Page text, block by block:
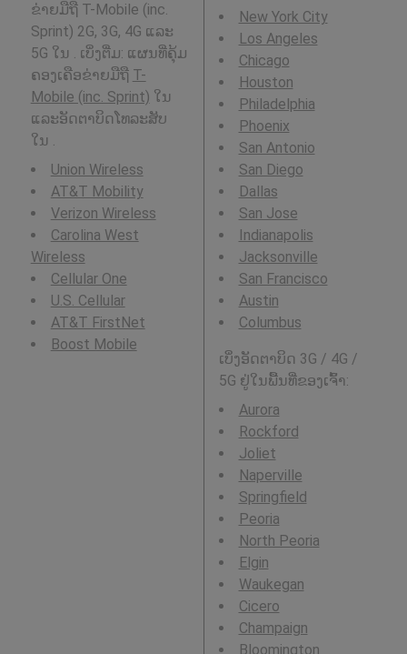
ຂ່າຍມືຖື T-Mobile (inc.
Sprint) 2G, 3G, 4G ແລະ
5G ໃນ . ເບິ່ງຕື່ມ: ແຜນທີ່ຄຸ້ມ
ຄອງເຄືອຂ່າຍມືຖື T-
Mobile (inc. Sprint) ໃນ
ແລະອັດຕາບິດໂທລະສັບ
ໃນ .
Union Wireless
AT&T Mobility
Verizon Wireless
Carolina West
Wireless
Cellular One
U.S. Cellular
AT&T FirstNet
Boost Mobile
New York City
Los Angeles
Chicago
Houston
Philadelphia
Phoenix
San Antonio
San Diego
Dallas
San Jose
Indianapolis
Jacksonville
San Francisco
Austin
Columbus
ເບິ່ງອັດຕາບິດ 3G / 4G /
5G ຢູ່ໃນພື້ນທີ່ຂອງເຈົ້າ:
Aurora
Rockford
Joliet
Naperville
Springfield
Peoria
North Peoria
Elgin
Waukegan
Cicero
Champaign
Bloomington